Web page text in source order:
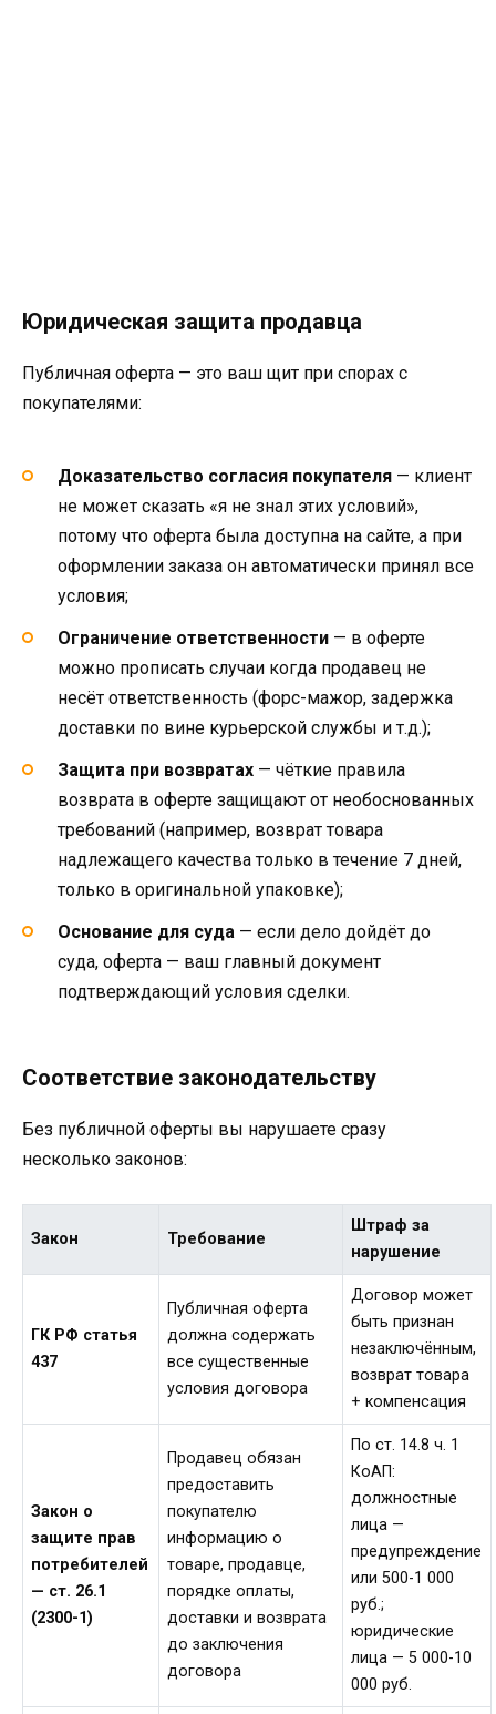
Юридическая защита продавца
Публичная оферта — это ваш щит при спорах с
покупателями:
Доказательство согласия покупателя — клиент
не может сказать «я не знал этих условий»,
потому что оферта была доступна на сайте, а при
оформлении заказа он автоматически принял все
условия;
Ограничение ответственности — в оферте
можно прописать случаи когда продавец не
несёт ответственность (форс-мажор, задержка
доставки по вине курьерской службы и т.д.);
Защита при возвратах — чёткие правила
возврата в оферте защищают от необоснованных
требований (например, возврат товара
надлежащего качества только в течение 7 дней,
только в оригинальной упаковке);
Основание для суда — если дело дойдёт до
суда, оферта — ваш главный документ
подтверждающий условия сделки.
Соответствие законодательству
Без публичной оферты вы нарушаете сразу
несколько законов:
Закон Требование
Штраф за
нарушение
ГК РФ статья
437
Публичная оферта
должна содержать
все существенные
условия договора
Договор может
быть признан
незаключённым,
возврат товара
+ компенсация
Закон о
защите прав
потребителей
— ст. 26.1
(2300-1)
Продавец обязан
предоставить
покупателю
информацию о
товаре, продавце,
порядке оплаты,
доставки и возврата
до заключения
договора
По ст. 14.8 ч. 1
КоАП:
должностные
лица —
предупреждение
или 500-1 000
руб.;
юридические
лица — 5 000-10
000 руб.